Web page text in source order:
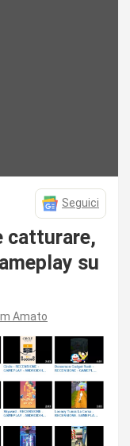
Seguici
catturare,
su
Amato